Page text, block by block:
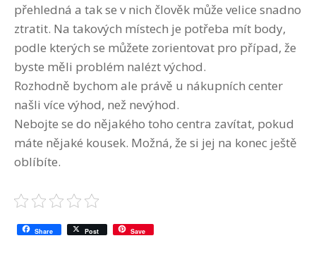
přehledná a tak se v nich člověk může velice snadno
ztratit. Na takových místech je potřeba mít body,
podle kterých se můžete zorientovat pro případ, že
byste měli problém nalézt východ.
Rozhodně bychom ale právě u nákupních center
našli více výhod, než nevýhod.
Nebojte se do nějakého toho centra zavítat, pokud
máte nějaké kousek. Možná, že si jej na konec ještě
oblíbíte.
Share Post Save